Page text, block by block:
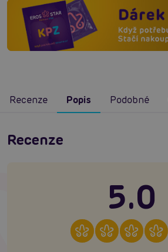
Recenze Popis Podobné
Recenze
5.0